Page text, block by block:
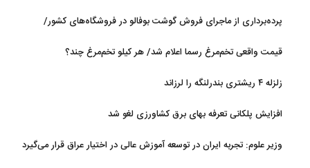
پرده‌برداری از ماجرای فروش گوشت بوفالو در فروشگاه‌های کشور/
قیمت واقعی تخم‌مرغ رسما اعلام شد/ هر کیلو تخم‌مرغ چند؟
زلزله ۴ ریشتری بندرلنگه را لرزاند
افزایش پلکانی تعرفه بهای برق کشاورزی لغو شد
وزیر علوم: تجربه ایران در توسعه آموزش عالی در اختیار عراق قرار می‌گیرد